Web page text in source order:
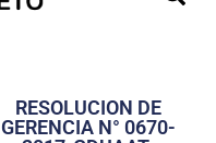
Transparencia
RESOLUCION DE
GERENCIA N° 0670-